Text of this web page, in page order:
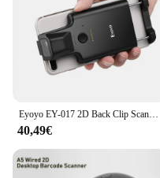
Eyoyo EY-017 2D Back Clip Scanner di codici a barre Bluetooth lettore di codici a barre portatile matrice di dati 1D QR lettore di codici a barre sistema Android IOS
40,49€